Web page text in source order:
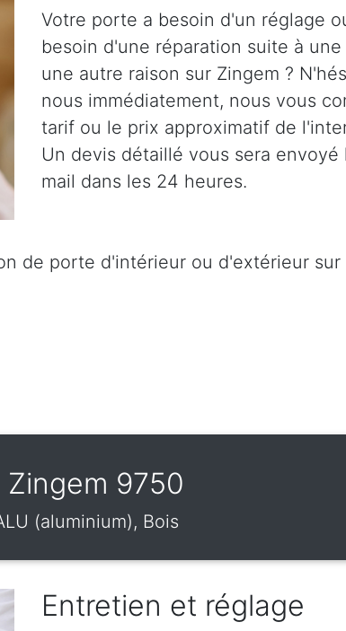
Votre porte a besoin d'un réglage
besoin d'une réparation suite à
une autre raison sur Zingem ?
nous immédiatement, nous vous
tarif ou le prix approximatif de
Un devis détaillé vous sera
mail dans les 24 heures.
de porte d'intérieur ou d'extérieur sur
Zingem 9750
(aluminium), Bois
Entretien et réglage